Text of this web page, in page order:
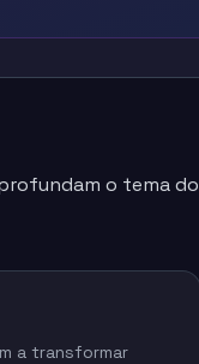
o tema do
a transformar